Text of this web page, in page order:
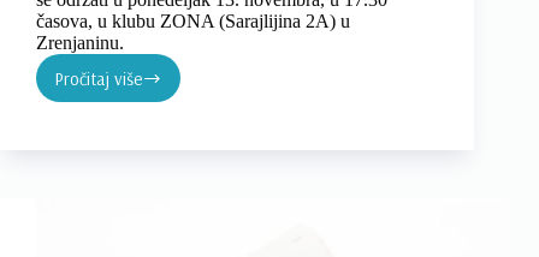
časova, u klubu ZONA (Sarajlijina 2A) u
Zrenjaninu.
Pročitaj višePredstavljanje
inicijative